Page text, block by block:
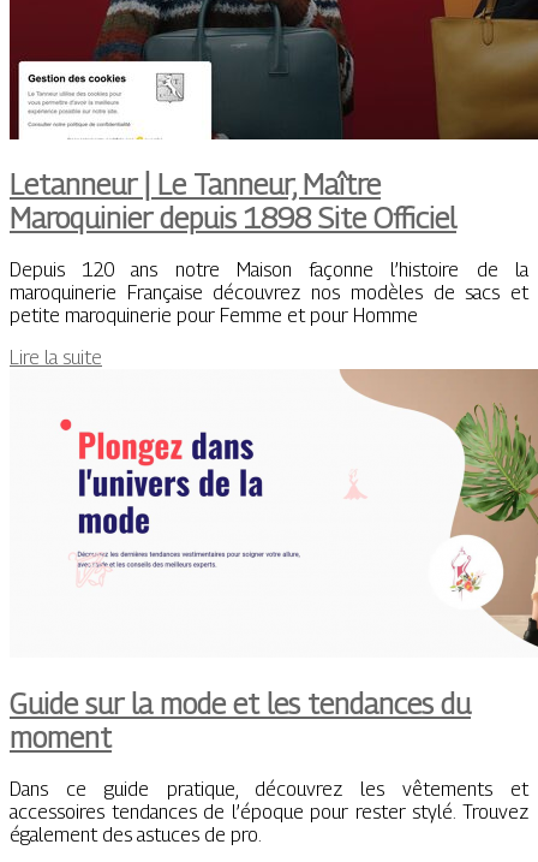
Letanneur | Le Tanneur, Maître
Maroquinier depuis 1898 Site Officiel
Depuis 120 ans notre Maison façonne l’histoire de la
maroquinerie Française découvrez nos modèles de sacs et
petite maroquinerie pour Femme et pour Homme
Lire la suite
Guide sur la mode et les tendances du
moment
Dans ce guide pratique, découvrez les vêtements et
accessoires tendances de l’époque pour rester stylé. Trouvez
également des astuces de pro.